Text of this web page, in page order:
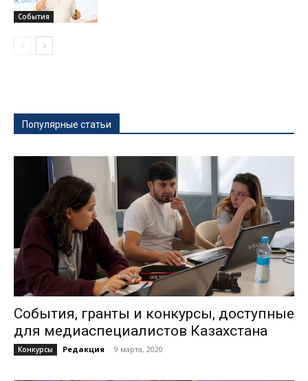
События
Популярные статьи
События, гранты и конкурсы, доступные
для медиаспециалистов Казахстана
Конкурсы Редакция - 9 марта, 2020